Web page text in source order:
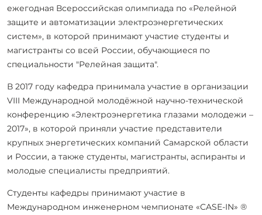
ежегодная Всероссийская олимпиада по «Релейной
защите и автоматизации электроэнергетических
систем», в которой принимают участие студенты и
магистранты со всей России, обучающиеся по
специальности "Релейная защита".
В 2017 году кафедра принимала участие в организации
VIII Международной молодёжной научно-технической
конференцию «Электроэнергетика глазами молодежи –
2017», в которой приняли участие представители
крупных энергетических компаний Самарской области
и России, а также студенты, магистранты, аспиранты и
молодые специалисты предприятий.
Студенты кафедры принимают участие в
Международном инженерном чемпионате «CASE-IN» ®